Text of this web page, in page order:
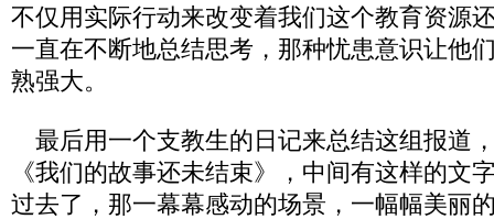
不仅用实际行动来改变着我们这个教育资源
一直在不断地总结思考，那种忧患意识让他
熟强大。
最后用一个支教生的日记来总结这组报道
《我们的故事还未结束》，中间有这样的文
过去了，那一幕幕感动的场景，一幅幅美丽